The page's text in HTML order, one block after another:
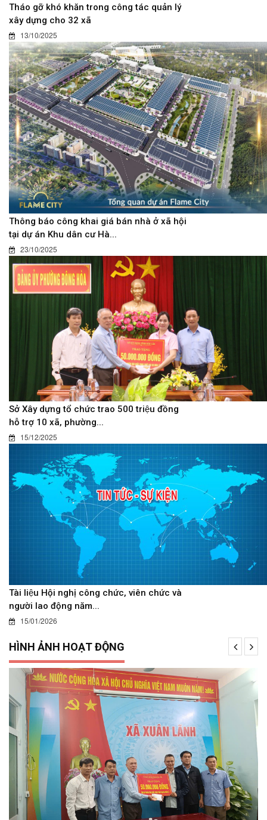
Tháo gỡ khó khăn trong công tác quản lý
xây dựng cho 32 xã
13/10/2025
Thông báo công khai giá bán nhà ở xã hội
tại dự án Khu dân cư Hà...
23/10/2025
Sở Xây dựng tổ chức trao 500 triệu đồng
hỗ trợ 10 xã, phường...
15/12/2025
Tài liệu Hội nghị công chức, viên chức và
người lao động năm...
15/01/2026
HÌNH ẢNH HOẠT ĐỘNG